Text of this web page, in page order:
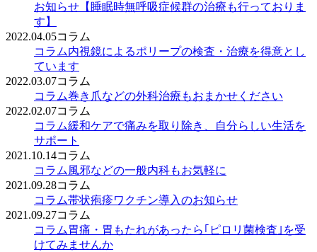
お知らせ 【睡眠時無呼吸症候群の治療も行っておりま
す】
2022.04.05コラム
コラム内視鏡によるポリープの検査・治療を得意とし
ています
2022.03.07コラム
コラム巻き爪などの外科治療もおまかせください
2022.02.07コラム
コラム緩和ケアで痛みを取り除き、自分らしい生活を
サポート
2021.10.14コラム
コラム 風邪などの一般内科もお気軽に
2021.09.28コラム
コラム帯状疱疹ワクチン導入のお知らせ
2021.09.27コラム
コラム 胃痛・胃もたれがあったら｢ピロリ菌検査｣を受
けてみませんか